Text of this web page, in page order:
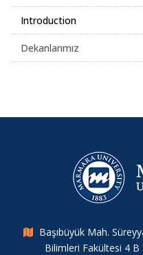
Introduction
Dekanlarımız
Başıbüyük Mah.
Bilimleri Fakültesi 4